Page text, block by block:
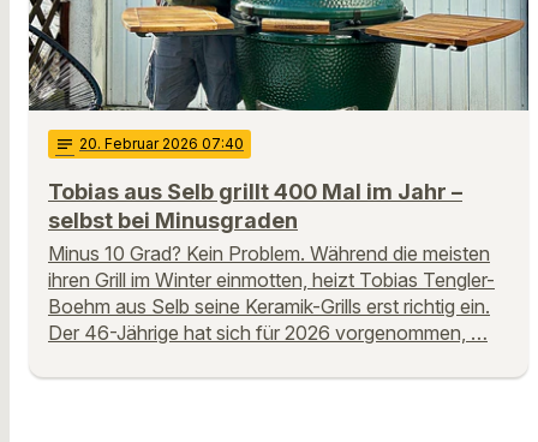
notes 20. Februar 2026 07:40
Tobias aus Selb grillt 400 Mal im Jahr –
selbst bei Minusgraden
Minus 10 Grad? Kein Problem. Während die meisten
ihren Grill im Winter einmotten, heizt Tobias Tengler-
Boehm aus Selb seine Keramik-Grills erst richtig ein.
Der 46-Jährige hat sich für 2026 vorgenommen, …